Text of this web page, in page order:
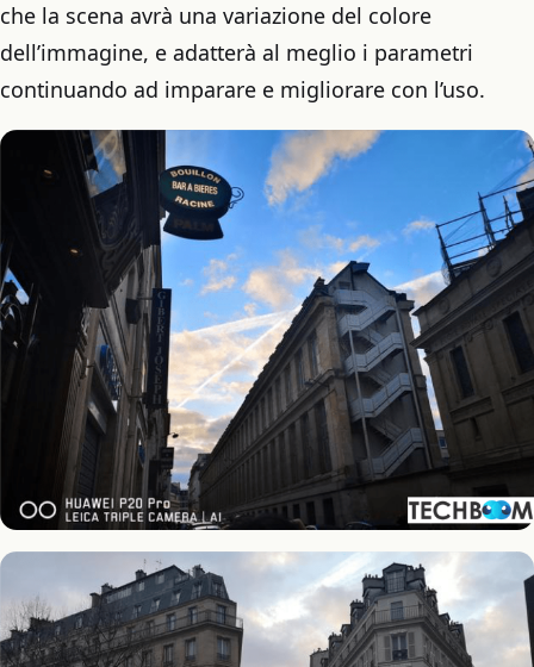
che la scena avrà una variazione del colore
dell’immagine, e adatterà al meglio i parametri
continuando ad imparare e migliorare con l’uso.